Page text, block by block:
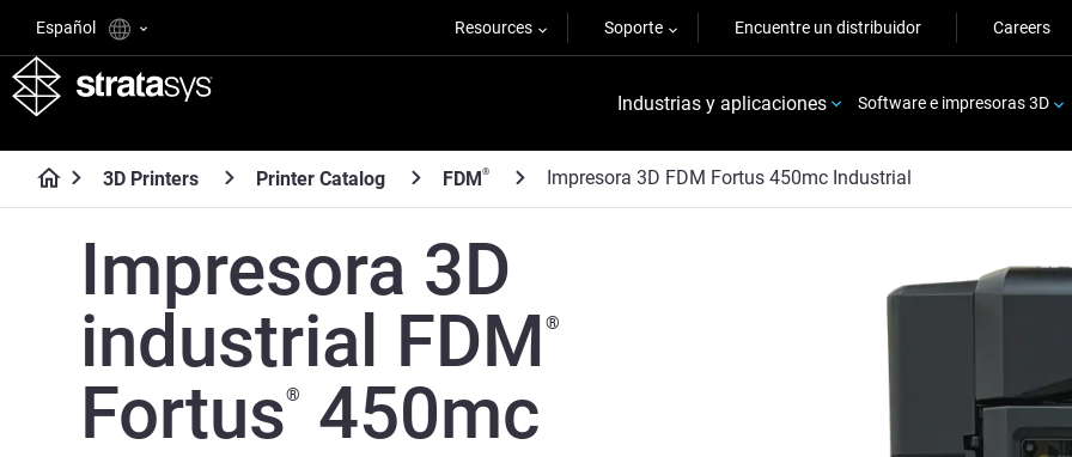
Español Resources Soporte Encuentre un distribuidor Careers
Industrias y aplicaciones Software e impresoras 3D
3D Printers Printer Catalog FDM® Impresora 3D FDM Fortus 450mc Industrial
Impresora 3D
industrial FDM®
Fortus® 450mc